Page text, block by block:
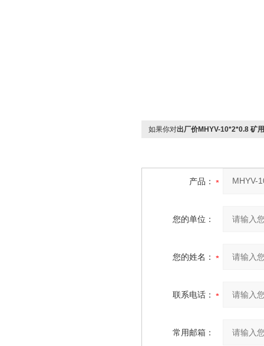
如果你对出厂价MHYV-10*2*0.8 矿
产品：
您的单位：
您的姓名：
联系电话：
常用邮箱：